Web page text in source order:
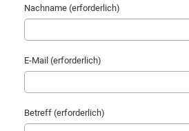
Nachname (erforderlich)
E-Mail (erforderlich)
Betreff (erforderlich)